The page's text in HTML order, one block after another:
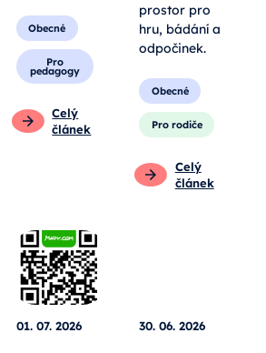
Obecné
Pro
pedagogy
Celý
článek
prostor pro
hru, bádání a
odpočinek.
Obecné
Pro rodiče
Celý
článek
01. 07. 2026 30. 06. 2026